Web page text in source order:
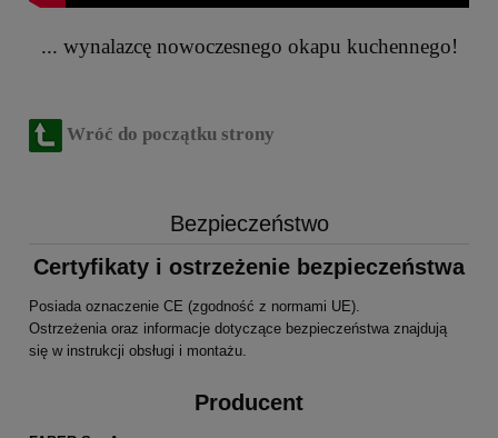
... wynalazcę nowoczesnego okapu kuchennego!
Wróć do początku strony
Bezpieczeństwo
Certyfikaty i ostrzeżenie bezpieczeństwa
Posiada oznaczenie CE (zgodność z normami UE).
Ostrzeżenia oraz informacje dotyczące bezpieczeństwa znajdują
się w instrukcji obsługi i montażu.
Producent